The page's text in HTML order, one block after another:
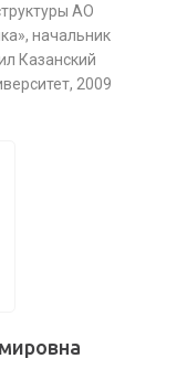
АО
начальник
Казанский
2009